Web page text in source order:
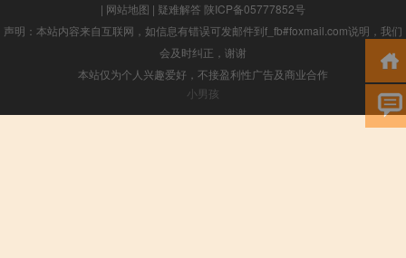
| 网站地图 | 疑难解答 陕ICP备05777852号
声明：本站内容来自互联网，如信息有错误可发邮件到f_fb#foxmail.com说明，我们
会及时纠正，谢谢
本站仅为个人兴趣爱好，不接盈利性广告及商业合作
小男孩